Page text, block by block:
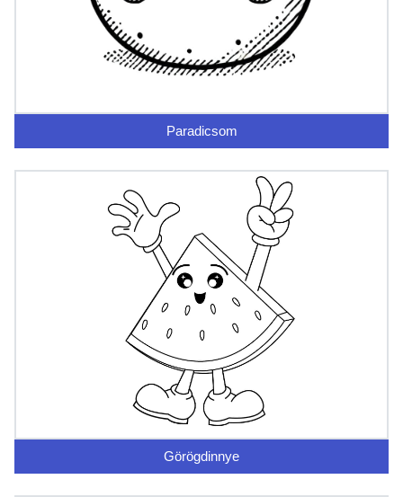
Paradicsom
Görögdinnye